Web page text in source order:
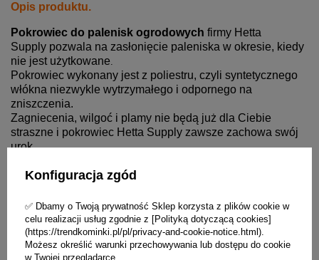
Opis produktu.
Pokrowiec do palenisk ogrodowych firmy Hetta
Supply pozwala na zasłonięcie paleniska w okresie, kiedy
nie jest użytkowane.
Pokrowiec wykonany jest z poliestru, czyli syntetycznego
włókna niezwykle wytrzymałego i odpornego na
zniszczenia.
Zagniecenia, wilgoć i plamy nie będą już dla Ciebie
straszne i pokrowiec Hetta Supply zawsze zachowa swój
urok.
Konfiguracja zgód
✅ Dbamy o Twoją prywatność Sklep korzysta z plików cookie w
celu realizacji usług zgodnie z [Polityką dotyczącą cookies]
(https://trendkominki.pl/pl/privacy-and-cookie-notice.html).
Możesz określić warunki przechowywania lub dostępu do cookie
w Twojej przeglądarce.